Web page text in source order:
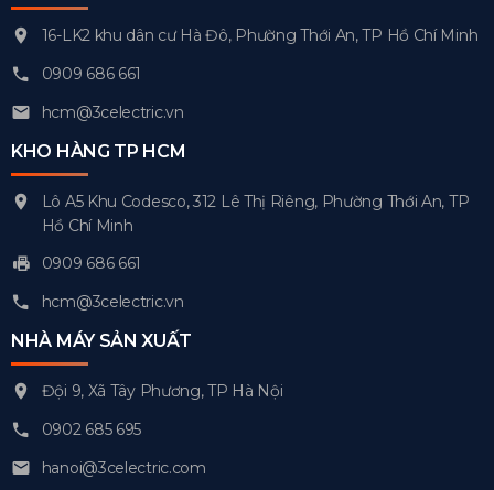
16-LK2 khu dân cư Hà Đô, Phường Thới An, TP Hồ Chí Minh
0909 686 661
hcm@3celectric.vn
KHO HÀNG TP HCM
Lô A5 Khu Codesco, 312 Lê Thị Riêng, Phường Thới An, TP
Hồ Chí Minh
0909 686 661
hcm@3celectric.vn
NHÀ MÁY SẢN XUẤT
Đội 9, Xã Tây Phương, TP Hà Nội
0902 685 695
hanoi@3celectric.com